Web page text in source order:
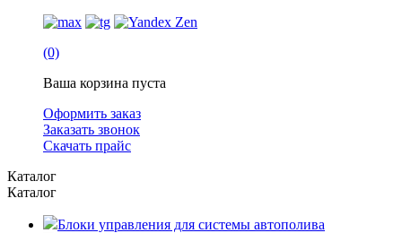
(0)
Ваша корзина пуста
Оформить заказ
Заказать звонок
Скачать прайс
Каталог
Каталог
Блоки управления для системы автополива